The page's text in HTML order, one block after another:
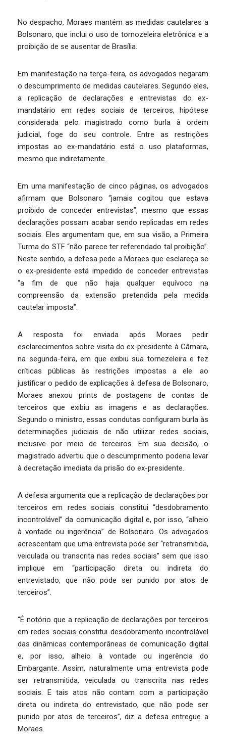
No despacho, Moraes mantém as medidas cautelares a
Bolsonaro, que inclui o uso de tornozeleira eletrônica e a
proibição de se ausentar de Brasília.
Em manifestação na terça-feira, os advogados negaram
o descumprimento de medidas cautelares. Segundo eles,
a replicação de declarações e entrevistas do ex-
mandatário em redes sociais de terceiros, hipótese
considerada pelo magistrado como burla à ordem
judicial, foge do seu controle. Entre as restrições
impostas ao ex-mandatário está o uso plataformas,
mesmo que indiretamente.
Em uma manifestação de cinco páginas, os advogados
afirmam que Bolsonaro “jamais cogitou que estava
proibido de conceder entrevistas”, mesmo que essas
declarações possam acabar sendo replicadas em redes
sociais. Eles argumentam que, em sua visão, a Primeira
Turma do STF “não parece ter referendado tal proibição”.
Neste sentido, a defesa pede a Moraes que esclareça se
o ex-presidente está impedido de conceder entrevistas
“a fim de que não haja qualquer equívoco na
compreensão da extensão pretendida pela medida
cautelar imposta”.
A resposta foi enviada após Moraes pedir
esclarecimentos sobre visita do ex-presidente à Câmara,
na segunda-feira, em que exibiu sua tornezeleira e fez
críticas públicas às restrições impostas a ele. ao
justificar o pedido de explicações à defesa de Bolsonaro,
Moraes anexou prints de postagens de contas de
terceiros que exibiu as imagens e as declarações.
Segundo o ministro, essas condutas configuram burla às
determinações judiciais de não utilizar redes sociais,
inclusive por meio de terceiros. Em sua decisão, o
magistrado advertiu que o descumprimento poderia levar
à decretação imediata da prisão do ex-presidente.
A defesa argumenta que a replicação de declarações por
terceiros em redes sociais constitui “desdobramento
incontrolável” da comunicação digital e, por isso, “alheio
à vontade ou ingerência” de Bolsonaro. Os advogados
acrescentam que uma entrevista pode ser “retransmitida,
veiculada ou transcrita nas redes sociais” sem que isso
implique em “participação direta ou indireta do
entrevistado, que não pode ser punido por atos de
terceiros”.
“É notório que a replicação de declarações por terceiros
em redes sociais constitui desdobramento incontrolável
das dinâmicas contemporâneas de comunicação digital
e, por isso, alheio à vontade ou ingerência do
Embargante. Assim, naturalmente uma entrevista pode
ser retransmitida, veiculada ou transcrita nas redes
sociais. E tais atos não contam com a participação
direta ou indireta do entrevistado, que não pode ser
punido por atos de terceiros”, diz a defesa entregue a
Moraes.